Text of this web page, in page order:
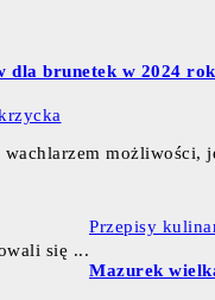
dla brunetek w 2024
się ...
Przepisy
Mazurek